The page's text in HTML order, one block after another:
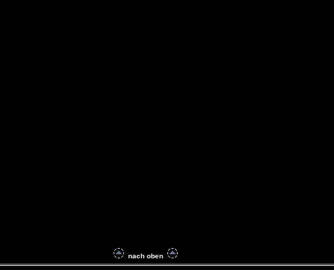
nach oben